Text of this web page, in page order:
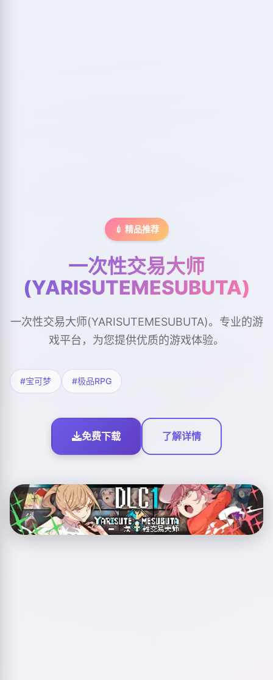
💉 精品推荐
一次性交易大师
(YARISUTEMESUBUTA)
一次性交易大师(YARISUTEMESUBUTA)。专业的游
戏平台，为您提供优质的游戏体验。
#宝可梦 #极品RPG
免费下载 了解详情